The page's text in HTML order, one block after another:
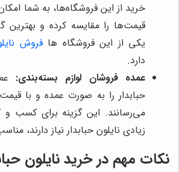
خرید از این فروشگاه‌ها، به شما
قیمت‌ها را مقایسه کرده و بهترین
یکی از این فروشگاه هافروش
دارد.
عمده فروشان لوازم بسته‌بندی:
حبابدار را به صورت عمده و با
می‌رسانند. این گزینه برای کسب و
زیادی نایلون حبابدار نیاز دارند،
نکات مهم در خرید نایلون